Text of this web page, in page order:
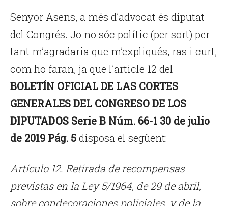
Senyor Asens, a més d’advocat és diputat
del Congrés. Jo no sóc polític (per sort) per
tant m’agradaria que m’expliqués, ras i curt,
com ho faran, ja que l’article 12 del
BOLETÍN OFICIAL DE LAS CORTES
GENERALES DEL CONGRESO DE LOS
DIPUTADOS Serie B Núm. 66-1 30 de julio
de 2019 Pág. 5disposa el següent:
Artículo 12. Retirada de recompensas
previstas en la Ley 5/1964, de 29 de abril,
sobre condecoraciones policiales, y de la